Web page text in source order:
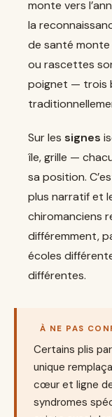
monte vers
la
de santé
ou rascettes
poignet — trois
Sur les signes
île, grille —
sa position.
plus narratif et
chiromanciens
différemment,
écoles
différentes.
À NE PAS
Certains plis
unique
cœur et ligne
syndromes